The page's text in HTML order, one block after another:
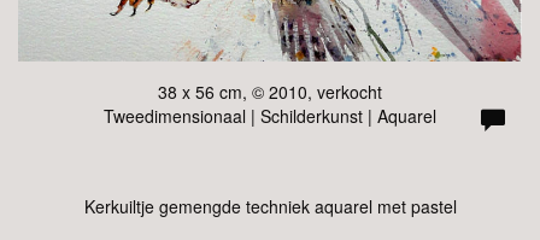
38 x 56 cm, © 2010, verkocht
Tweedimensionaal | Schilderkunst | Aquarel
Kerkuiltje gemengde techniek aquarel met pastel